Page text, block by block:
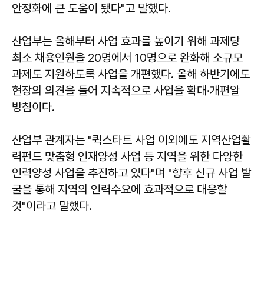
안정화에 큰 도움이 됐다"고 말했다.
산업부는 올해부터 사업 효과를 높이기 위해 과제당
최소 채용인원을 20명에서 10명으로 완화해 소규모
과제도 지원하도록 사업을 개편했다. 올해 하반기에도
현장의 의견을 들어 지속적으로 사업을 확대·개편알
방침이다.
산업부 관계자는 "퀵스타트 사업 이외에도 지역산업활
력펀드 맞춤형 인재양성 사업 등 지역을 위한 다양한
인력양성 사업을 추진하고 있다"며 "향후 신규 사업 발
굴을 통해 지역의 인력수요에 효과적으로 대응할
것"이라고 말했다.